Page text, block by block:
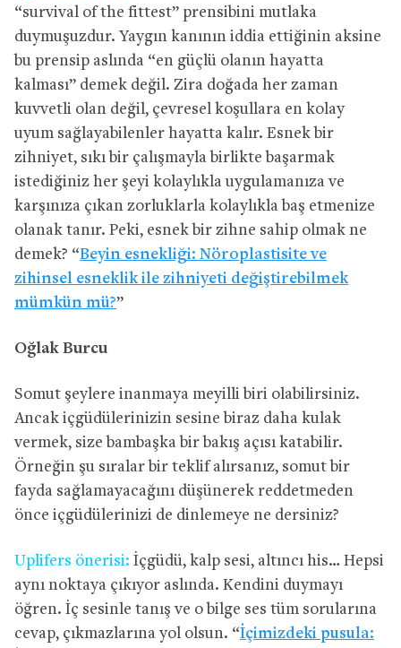
“survival of the fittest” prensibini mutlaka
duymuşuzdur. Yaygın kanının iddia ettiğinin aksine
bu prensip aslında “en güçlü olanın hayatta
kalması” demek değil. Zira doğada her zaman
kuvvetli olan değil, çevresel koşullara en kolay
uyum sağlayabilenler hayatta kalır. Esnek bir
zihniyet, sıkı bir çalışmayla birlikte başarmak
istediğiniz her şeyi kolaylıkla uygulamanıza ve
karşınıza çıkan zorluklarla kolaylıkla baş etmenize
olanak tanır. Peki, esnek bir zihne sahip olmak ne
demek? “Beyin esnekliği: Nöroplastisite ve
zihinsel esneklik ile zihniyeti değiştirebilmek
mümkün mü?”
Oğlak Burcu
Somut şeylere inanmaya meyilli biri olabilirsiniz.
Ancak içgüdülerinizin sesine biraz daha kulak
vermek, size bambaşka bir bakış açısı katabilir.
Örneğin şu sıralar bir teklif alırsanız, somut bir
fayda sağlamayacağını düşünerek reddetmeden
önce içgüdülerinizi de dinlemeye ne dersiniz?
Uplifers önerisi: İçgüdü, kalp sesi, altıncı his… Hepsi
aynı noktaya çıkıyor aslında. Kendini duymayı
öğren. İç sesinle tanış ve o bilge ses tüm sorularına
cevap, çıkmazlarına yol olsun. “İçimizdeki pusula: